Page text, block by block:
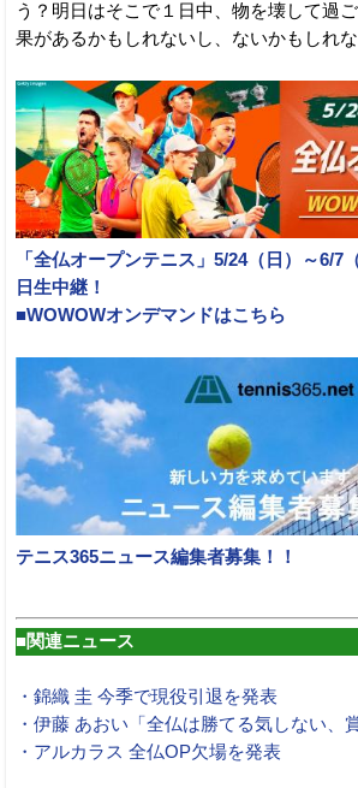
う？明日はそこで１日中、物を壊して過
果があるかもしれないし、ないかもしれな
「全仏オープンテニス」5/24（日）～6/7
日生中継！
■WOWOWオンデマンドはこちら
テニス365ニュース編集者募集！！
■関連ニュース
・錦織 圭 今季で現役引退を発表
・伊藤 あおい「全仏は勝てる気しない、
・アルカラス 全仏OP欠場を発表